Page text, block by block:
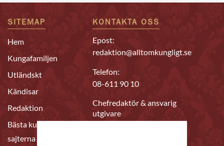
SITEMAP
Hem
Kungafamiljen
Utländskt
Kändisar
Redaktion
Bästa kungahus-
sajterna
KONTAKTA OSS
Epost:
redaktion@alltomkungligt.se
Telefon:
08-611 90 10
Chefredaktör & ansvarig
utgivare